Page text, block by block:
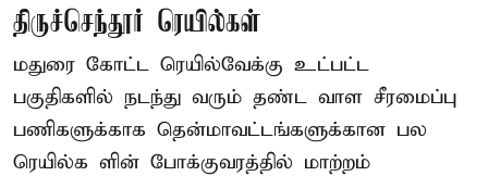
திருச்செந்தூர் ரெயில்கள்
மதுரை கோட்ட ரெயில்வேக்கு உட்பட்ட
பகுதிகளில் நடந்து வரும் தண்ட வாள சீரமைப்பு
பணிகளுக்காக தென்மாவட்டங்களுக்கான பல
ரெயில்க ளின் போக்குவரத்தில் மாற்றம்